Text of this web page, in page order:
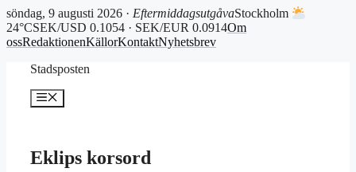
söndag, 9 augusti 2026 · EftermiddagsutgåvaStockholm
24°CSEK/USD 0.1054 · SEK/EUR 0.0914Om
ossRedaktionenKällorKontaktNyhetsbrev
Stadsposten
Meny
Eklips korsord